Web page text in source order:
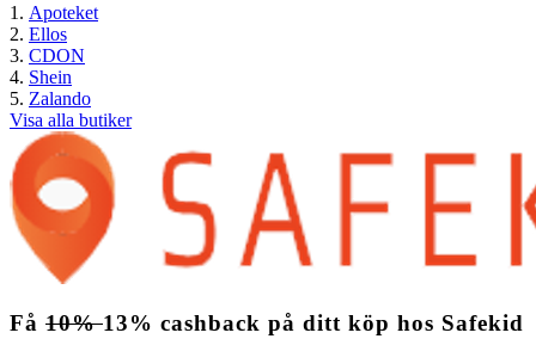
Apoteket
Ellos
CDON
Shein
Zalando
Visa alla butiker
Få 10%13% cashback på ditt köp hos Safekid